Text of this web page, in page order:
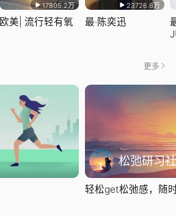
17805.2万
欧美| 流行轻有氧
23726.6万
最·陈奕迅
更多
松弛研习社
轻松get松弛感，随